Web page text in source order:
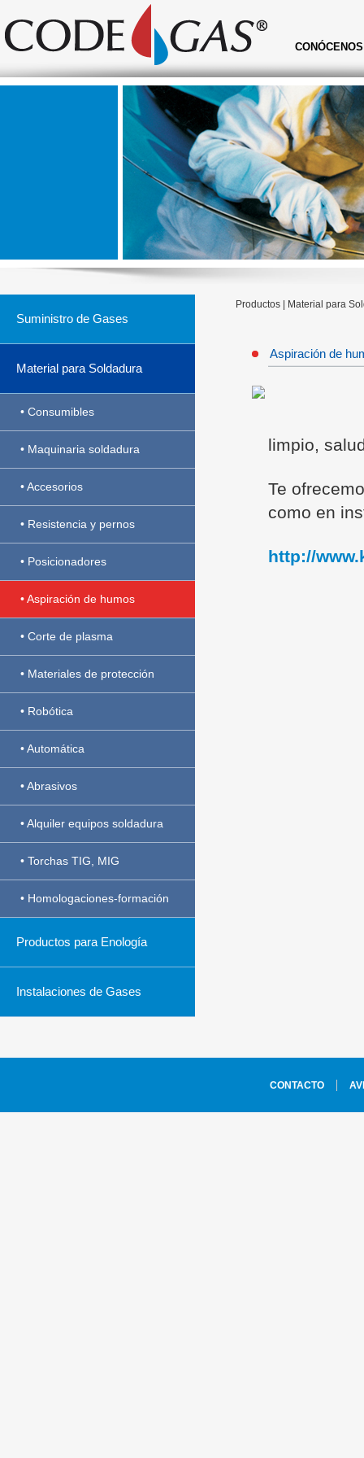
CONÓCENOS
Suministro de Gases
Material para Soldadura
• Consumibles
• Maquinaria soldadura
• Accesorios
• Resistencia y pernos
• Posicionadores
• Aspiración de humos
• Corte de plasma
• Materiales de protección
• Robótica
• Automática
• Abrasivos
• Alquiler equipos soldadura
• Torchas TIG, MIG
• Homologaciones-formación
Productos para Enología
Instalaciones de Gases
Productos | Material para
Aspiración de
limpio,
Te
como en
http://
CONTACTO